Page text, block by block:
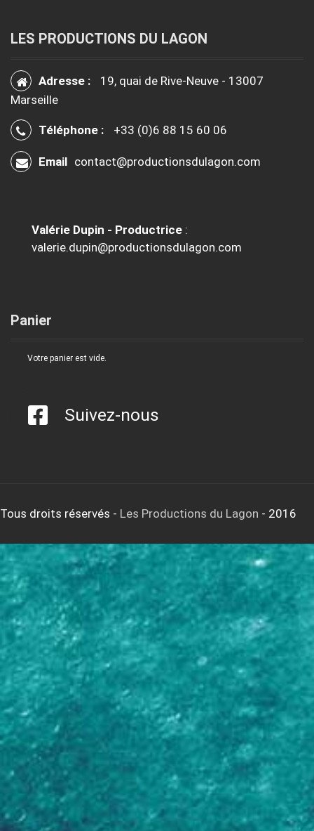
LES PRODUCTIONS DU LAGON
Adresse :
19, quai de Rive-Neuve - 13007
Marseille
Téléphone : +33 (0)6 88 15 60 06
Email contact@productionsdulagon.com
Valérie Dupin - Productrice :
valerie.dupin@productionsdulagon.com
Panier
Votre panier est vide.
Suivez-nous
Tous droits réservés - Les Productions du Lagon - 2016